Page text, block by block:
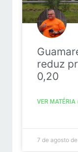
reduz
0,20
VER MATÉRIA
7 de agosto